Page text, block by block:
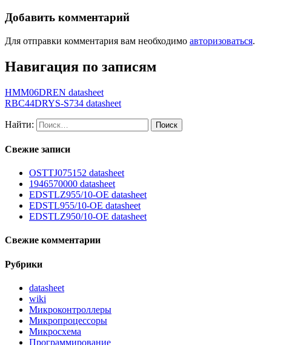
Добавить комментарий
Для отправки комментария вам необходимо авторизоваться.
Навигация по записям
HMM06DREN datasheet
RBC44DRYS-S734 datasheet
Найти:
Свежие записи
OSTTJ075152 datasheet
1946570000 datasheet
EDSTLZ955/10-OE datasheet
EDSTL955/10-OE datasheet
EDSTLZ950/10-OE datasheet
Свежие комментарии
Рубрики
datasheet
wiki
Микроконтроллеры
Микропроцессоры
Микросхема
Программирование